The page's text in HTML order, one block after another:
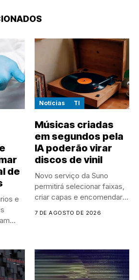
de
e
Notícias TI
Músicas criadas
em segundos pela
IA poderão virar
discos de vinil
Novo serviço da Suno
permitirá selecionar faixas,
criar capas e encomendar
7 DE AGOSTO DE 2026